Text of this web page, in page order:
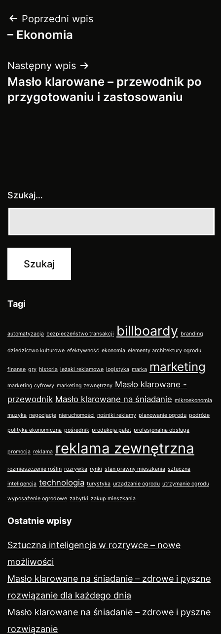
Nawigacja
wpisu
Poprzedni wpis
– Ekonomia
Następny wpis
Masło klarowane – przewodnik po
przygotowaniu i zastosowaniu
Szukaj…
Tagi
automatyzacja bezpieczeństwo transakcji billboardy branding
dziedzictwo kulturowe efektywność ekonomia elementy architektury ogrodu
finanse gry historia leżaki reklamowe logistyka marka marketing
marketing cyfrowy marketing zewnętrzny Masło klarowane -
przewodnik Masło klarowane na śniadanie mikroekonomia
muzyka negocjacje nieruchomości nośniki reklamy planowanie ogrodu podróże
polityka ekonomiczna pośrednik produkcja palet profesjonalna obsługa
promocja reklama reklama zewnętrzna
rozmieszczenie roślin rozrywka rynki stan prawny mieszkania sztuczna
inteligencja technologia turystyka urządzanie ogrodu utrzymanie ogrodu
wyposażenie ogrodowe zabytki zakup mieszkania
Ostatnie wpisy
Sztuczna inteligencja w rozrywce – nowe
możliwości
Masło klarowane na śniadanie – zdrowe i pyszne
rozwiązanie dla każdego dnia
Masło klarowane na śniadanie – zdrowe i pyszne
rozwiązanie